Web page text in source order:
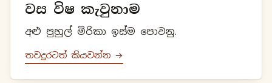
වස විෂ කැවුනාම
අළු පුහුල් මිරිකා ඉස්ම පොවනු.
තවදුරටත් කියවන්න →